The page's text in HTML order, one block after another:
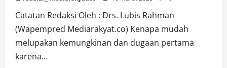
Catatan Redaksi Oleh : Drs. Lubis Rahman
(Wapempred Mediarakyat.co) Kenapa mudah
melupakan kemungkinan dan dugaan pertama
karena...